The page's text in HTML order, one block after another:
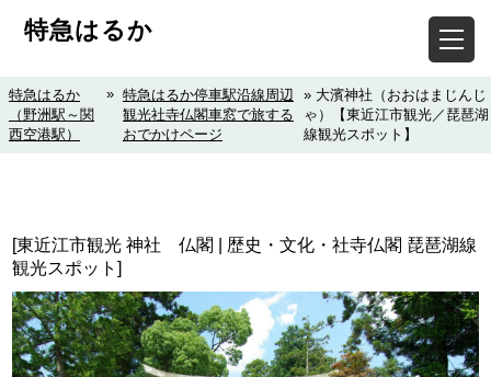
特急はるか
特急はるか
（野洲駅～関
西空港駅）
» 特急はるか停車駅沿線周辺
観光社寺仏閣車窓で旅する
おでかけページ
» 大濱神社（おおはまじんじ
ゃ）【東近江市観光／琵琶湖
線観光スポット】
[東近江市観光 神社 仏閣 | 歴史・文化・社寺仏閣 琵琶湖線
観光スポット]